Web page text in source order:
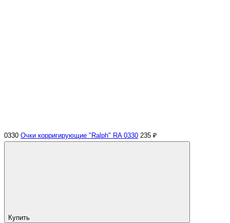
0330 Очки корригирующие "Ralph" RA 0330 235 ₽
Купить